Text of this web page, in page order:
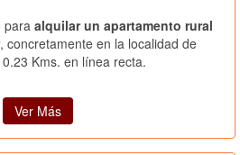
para alquilar un apartamento rural
, concretamente en la localidad de
Kms. en línea recta.
Ver Más